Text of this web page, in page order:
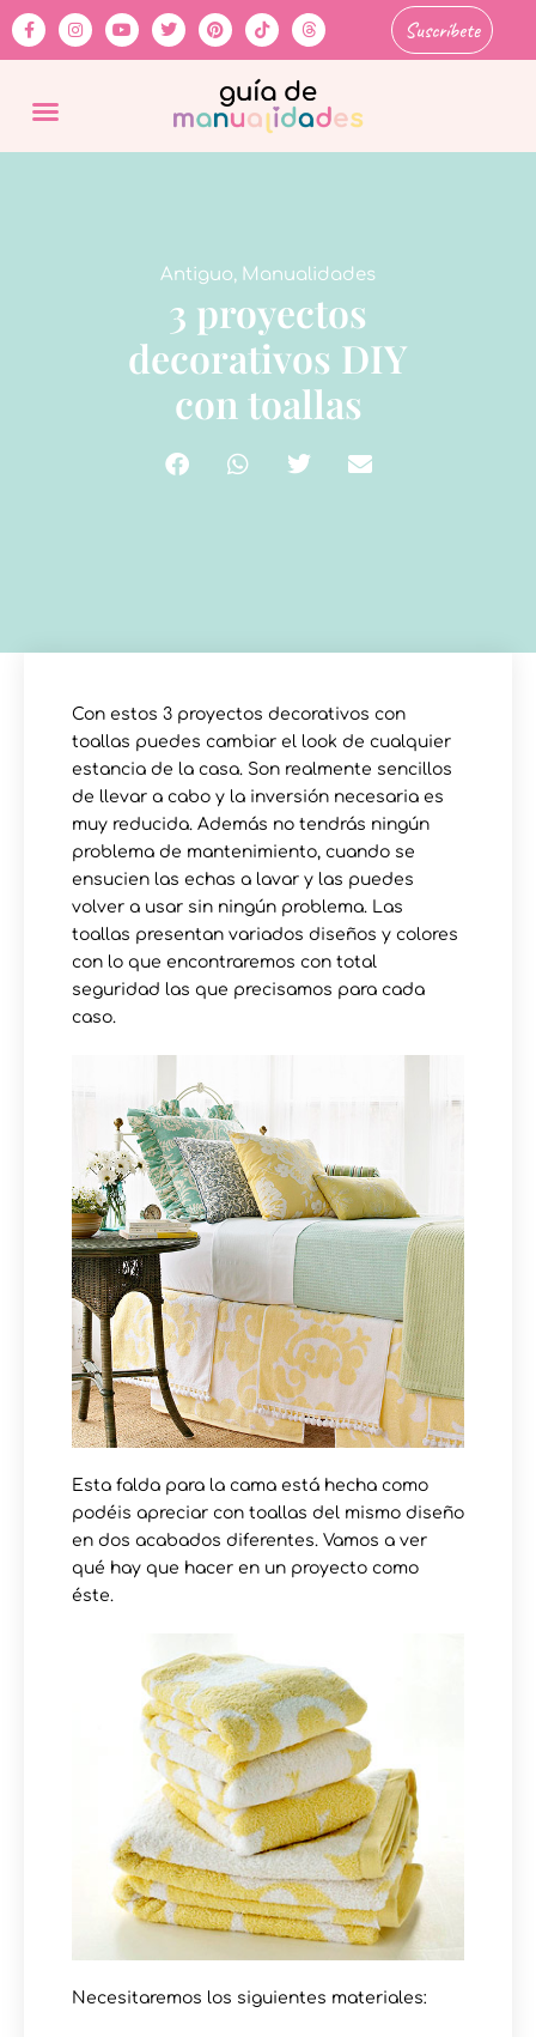
Suscríbete
Antiguo, Manualidades
3 proyectos
decorativos DIY
con toallas
Con estos 3 proyectos decorativos con
toallas puedes cambiar el look de cualquier
estancia de la casa. Son realmente sencillos
de llevar a cabo y la inversión necesaria es
muy reducida. Además no tendrás ningún
problema de mantenimiento, cuando se
ensucien las echas a lavar y las puedes
volver a usar sin ningún problema. Las
toallas presentan variados diseños y colores
con lo que encontraremos con total
seguridad las que precisamos para cada
caso.
Esta falda para la cama está hecha como
podéis apreciar con toallas del mismo diseño
en dos acabados diferentes. Vamos a ver
qué hay que hacer en un proyecto como
éste.
Necesitaremos los siguientes materiales: